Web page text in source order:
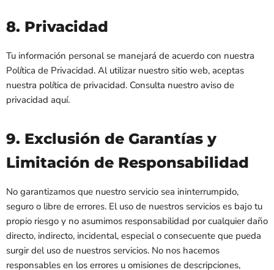
8. Privacidad
Tu información personal se manejará de acuerdo con nuestra
Política de Privacidad. Al utilizar nuestro sitio web, aceptas
nuestra política de privacidad. Consulta nuestro aviso de
privacidad aquí.
9. Exclusión de Garantías y
Limitación de Responsabilidad
No garantizamos que nuestro servicio sea ininterrumpido,
seguro o libre de errores. El uso de nuestros servicios es bajo tu
propio riesgo y no asumimos responsabilidad por cualquier daño
directo, indirecto, incidental, especial o consecuente que pueda
surgir del uso de nuestros servicios. No nos hacemos
responsables en los errores u omisiones de descripciones,